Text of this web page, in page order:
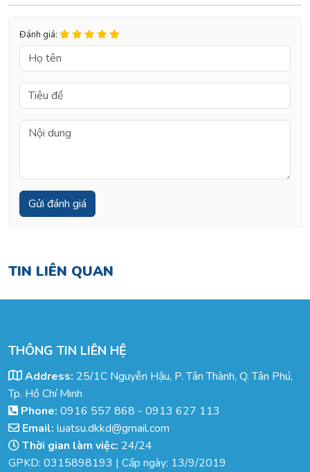
Đánh giá:
TIN LIÊN QUAN
THÔNG TIN LIÊN HỆ
Address: 25/1C Nguyễn Hậu, P. Tân Thành, Q. Tân Phú,
Tp. Hồ Chí Minh
Phone: 0916 557 868 - 0913 627 113
Email: luatsu.dkkd@gmail.com
Thời gian làm việc: 24/24
GPKD: 0315898193 | Cấp ngày: 13/9/2019